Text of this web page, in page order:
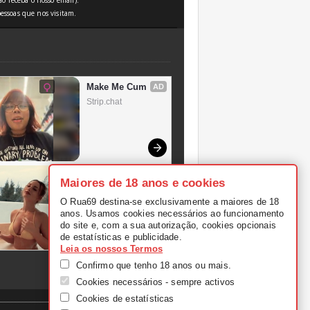
que nos visitam.
Maiores de 18 anos e cookies
O Rua69 destina-se exclusivamente a maiores de 18
anos. Usamos cookies necessários ao funcionamento
do site e, com a sua autorização, cookies opcionais
de estatísticas e publicidade.
Leia os nossos Termos
Confirmo que tenho 18 anos ou mais.
Cookies necessários - sempre activos
Cookies de estatísticas